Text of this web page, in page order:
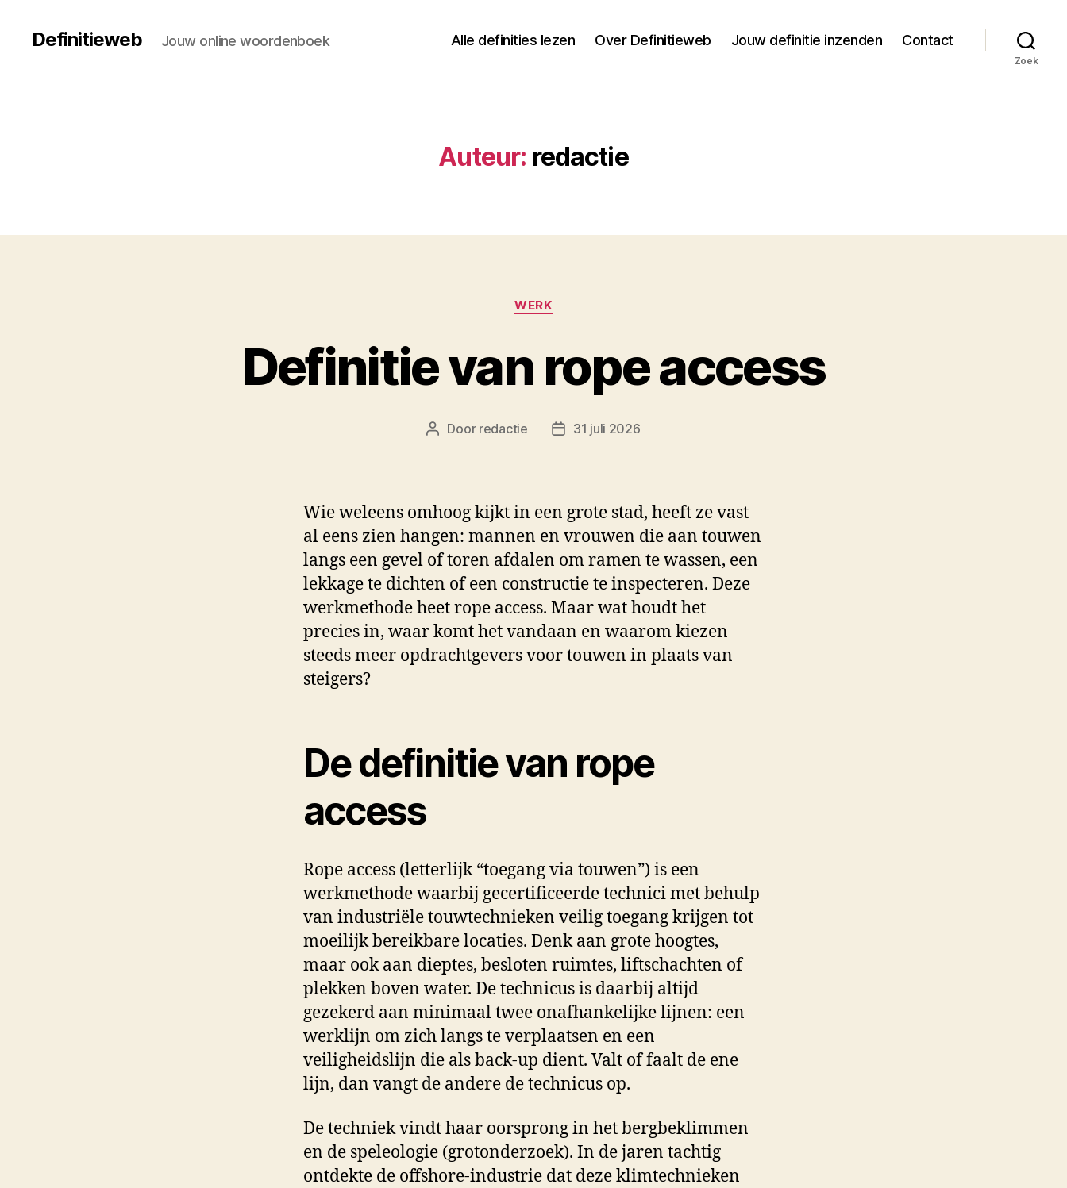
Definitieweb Jouw online woordenboek Alle definities lezen Over Definitieweb Jouw definitie inzenden Contact
Zoek
Auteur: redactie
Categorieën
WERK
Definitie van rope access
Berichtauteur
Door redactie Berichtdatum
31 juli 2026
Wie weleens omhoog kijkt in een grote stad, heeft ze vast
al eens zien hangen: mannen en vrouwen die aan touwen
langs een gevel of toren afdalen om ramen te wassen, een
lekkage te dichten of een constructie te inspecteren. Deze
werkmethode heet rope access. Maar wat houdt het
precies in, waar komt het vandaan en waarom kiezen
steeds meer opdrachtgevers voor touwen in plaats van
steigers?
De definitie van rope
access
Rope access (letterlijk “toegang via touwen”) is een
werkmethode waarbij gecertificeerde technici met behulp
van industriële touwtechnieken veilig toegang krijgen tot
moeilijk bereikbare locaties. Denk aan grote hoogtes,
maar ook aan dieptes, besloten ruimtes, liftschachten of
plekken boven water. De technicus is daarbij altijd
gezekerd aan minimaal twee onafhankelijke lijnen: een
werklijn om zich langs te verplaatsen en een
veiligheidslijn die als back-up dient. Valt of faalt de ene
lijn, dan vangt de andere de technicus op.
De techniek vindt haar oorsprong in het bergbeklimmen
en de speleologie (grotonderzoek). In de jaren tachtig
ontdekte de offshore-industrie dat deze klimtechnieken